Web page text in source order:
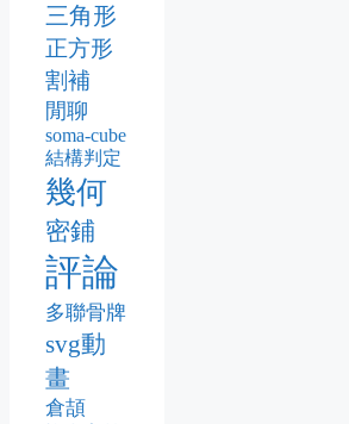
三角形
正方形
割補
閒聊
soma-cube
結構判定
幾何
密鋪
評論
多聯骨牌
svg動
畫
倉頡